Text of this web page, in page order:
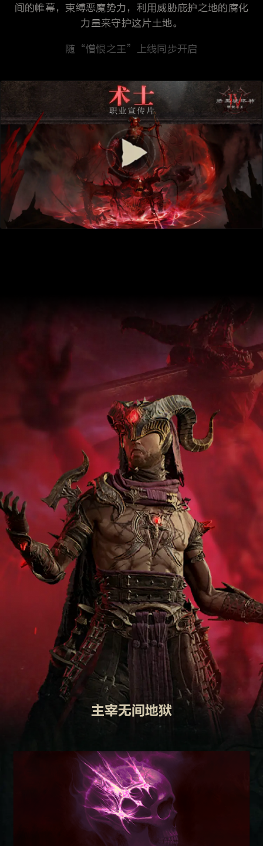
间的帷幕，束缚恶魔势力，利用威胁庇护之地的腐化
力量来守护这片土地。
随“憎恨之王”上线同步开启
主宰无间地狱